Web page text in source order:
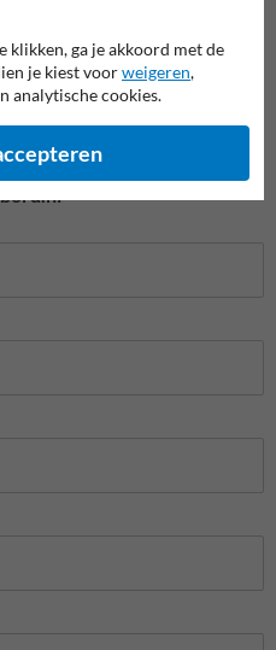
klikken, ga je akkoord met de
je kiest voorweigeren,
analytische cookies.